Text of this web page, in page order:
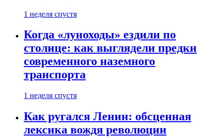
1 неделя спустя
Когда «луноходы» ездили по
столице: как выглядели предки
современного наземного
транспорта
1 неделя спустя
Как ругался Ленин: обсценная
лексика вождя революции